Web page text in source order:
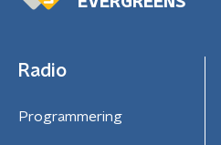
Radio
Programmering